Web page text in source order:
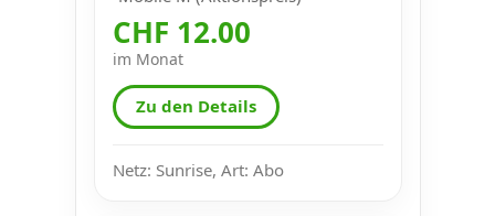
CHF 12.00
im Monat
Zu den Details
Netz: Sunrise, Art: Abo